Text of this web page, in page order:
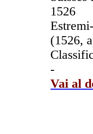
1526
Estremi-
(1526,
-
Vai al